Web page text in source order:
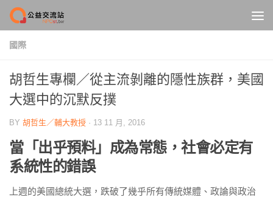
Skip to content
國際
胡哲生專欄／從主流剝離的隱性族群，美國
大選中的沉默反撲
BY 胡哲生／輔大教授 · 13 11 月, 2016
當「 出乎預料」 成為常態， 社會必定有
系統性的錯誤
上週的美國總統大選，跌破了幾乎所有傳統媒體、政論與政治